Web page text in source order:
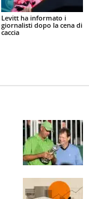
Levitt ha informato i
giornalisti dopo la cena di
caccia